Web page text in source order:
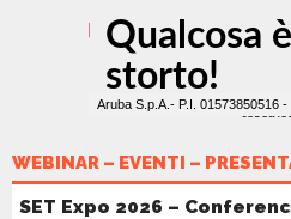
WEBINAR – EVENTI –
SET Expo 2026 –